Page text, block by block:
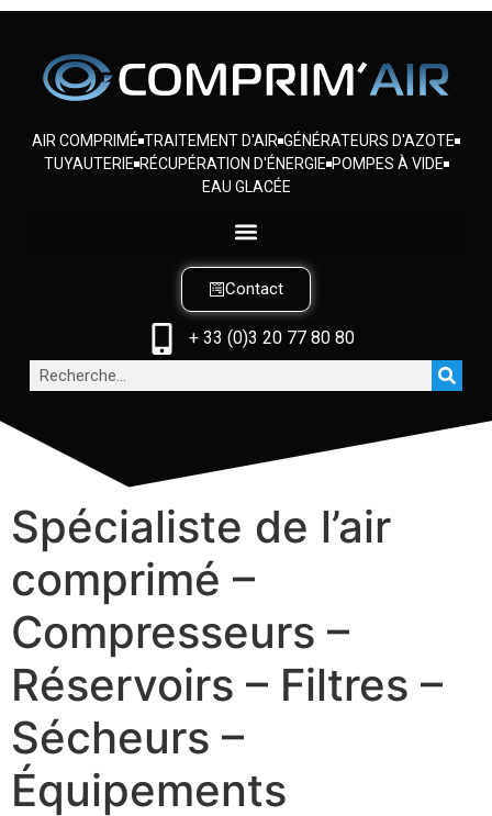
AIR COMPRIMÉ TRAITEMENT D'AIR GÉNÉRATEURS D'AZOTE
TUYAUTERIE RÉCUPÉRATION D'ÉNERGIE POMPES À VIDE
EAU GLACÉE
Contact
+ 33 (0)3 20 77 80 80
Spécialiste de l’air
comprimé –
Compresseurs –
Réservoirs – Filtres –
Sécheurs –
Équipements